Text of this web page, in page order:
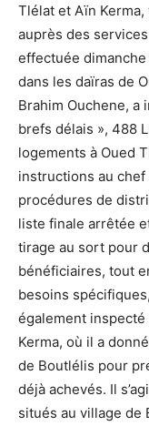
Tlélat et Aïn Kerma,
auprès des
effectuée
dans les daïras de
Brahim Ouchene,
brefs délais », 488
logements à Oued
instructions au chef
procédures de
liste finale arrêtée
tirage au sort pour
bénéficiaires, tout
besoins
également
Kerma, où il a
de Boutlélis pour
déjà achevés. Il
situés au village de